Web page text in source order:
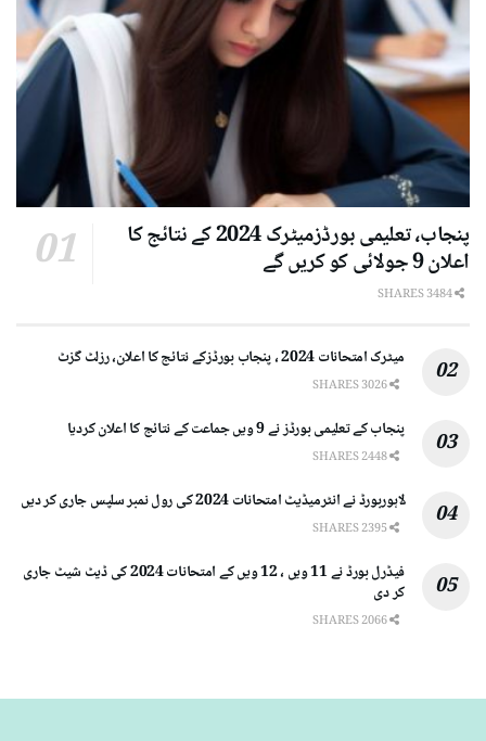
پنجاب، تعلیمی بورڈزمیٹرک 2024 کے نتائج کا
اعلان 9 جولائی کو کریں گے
میٹرک امتحانات 2024 ، پنجاب بورڈزکے نتائج کا اعلان، رزلٹ گزٹ
پنجاب کے تعلیمی بورڈز نے 9 ویں جماعت کے نتائج کا اعلان کردیا
لاہوربورڈ نے انٹرمیڈیٹ امتحانات 2024 کی رول نمبر سلپس جاری کر دیں
فیڈرل بورڈ نے 11 ویں ، 12 ویں کے امتحانات 2024 کی ڈیٹ شیٹ جاری
کر دی